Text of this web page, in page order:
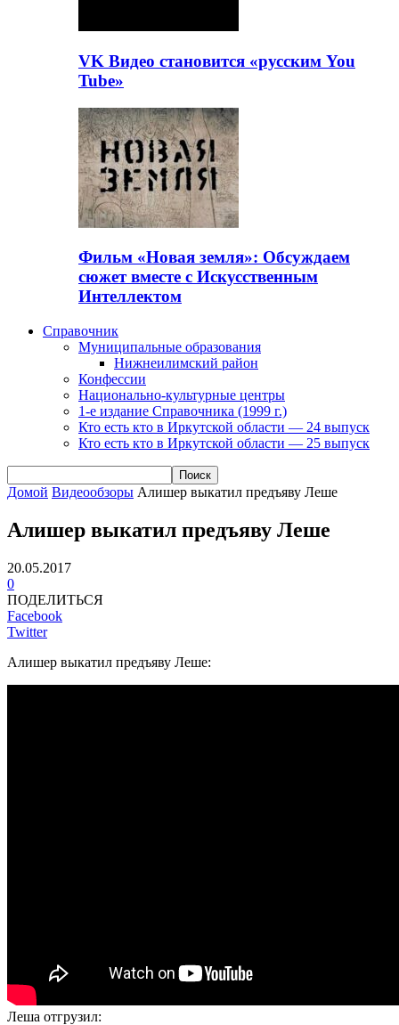
VK Видео становится «русским You
Tube»
Фильм «Новая земля»: Обсуждаем
сюжет вместе с Искусственным
Интеллектом
Справочник
Муниципальные образования
Нижнеилимский район
Конфессии
Национально-культурные центры
1-е издание Справочника (1999 г.)
Кто есть кто в Иркутской области — 24 выпуск
Кто есть кто в Иркутской области — 25 выпуск
Домой Видеообзоры Алишер выкатил предъяву Леше
Алишер выкатил предъяву Леше
20.05.2017
0
ПОДЕЛИТЬСЯ
Facebook
Twitter
Алишер выкатил предъяву Леше:
Леша отгрузил: